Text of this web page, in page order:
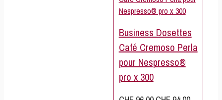
Business Dosettes
Café Cremoso Perla
pour Nespresso®
pro x 300